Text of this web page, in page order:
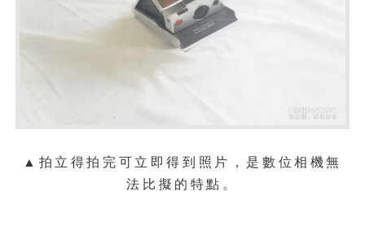
▲拍立得拍完可立即得到照片，是數位相機無
法比擬的特點。